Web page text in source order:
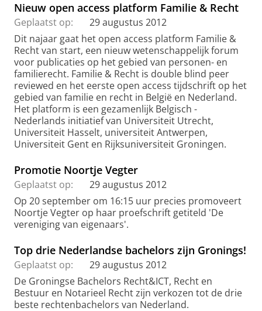
Nieuw open access platform Familie & Recht
Geplaatst op:
29 augustus 2012
Dit najaar gaat het open access platform Familie &
Recht van start, een nieuw wetenschappelijk forum
voor publicaties op het gebied van personen- en
familierecht. Familie & Recht is double blind peer
reviewed en het eerste open access tijdschrift op het
gebied van familie en recht in België en Nederland.
Het platform is een gezamenlijk Belgisch -
Nederlands initiatief van Universiteit Utrecht,
Universiteit Hasselt, universiteit Antwerpen,
Universiteit Gent en Rijksuniversiteit Groningen.
Promotie Noortje Vegter
Geplaatst op:
29 augustus 2012
Op 20 september om 16:15 uur precies promoveert
Noortje Vegter op haar proefschrift getiteld 'De
vereniging van eigenaars'.
Top drie Nederlandse bachelors zijn Gronings!
Geplaatst op:
29 augustus 2012
De Groningse Bachelors Recht&ICT, Recht en
Bestuur en Notarieel Recht zijn verkozen tot de drie
beste rechtenbachelors van Nederland.